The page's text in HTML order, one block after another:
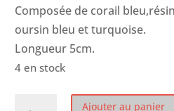
Composée de corail
oursin bleu et turquoise.
Longueur 5cm.
4 en stock
Ajouter au panier